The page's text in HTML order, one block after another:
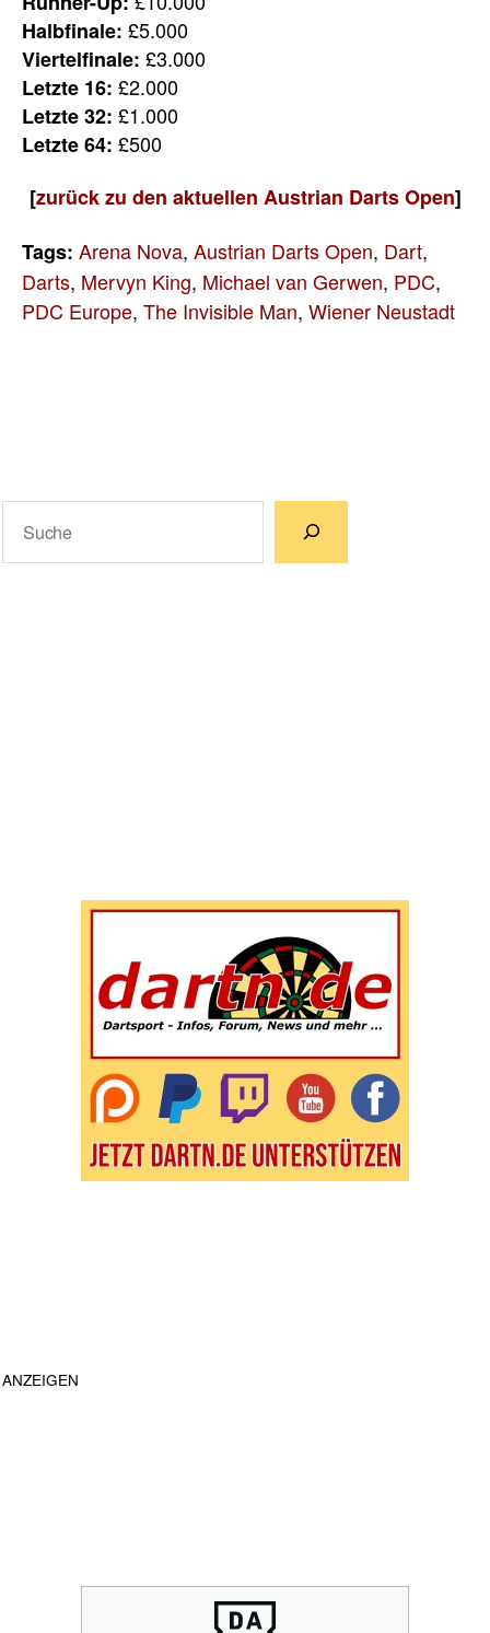
Halbfinale: £5.000
Viertelfinale: £3.000
Letzte 16: £2.000
Letzte 32: £1.000
Letzte 64: £500
[zurück zu den aktuellen Austrian Darts Open]
Tags: Arena Nova, Austrian Darts Open, Dart,
Darts, Mervyn King, Michael van Gerwen, PDC,
PDC Europe, The Invisible Man, Wiener Neustadt
ANZEIGEN